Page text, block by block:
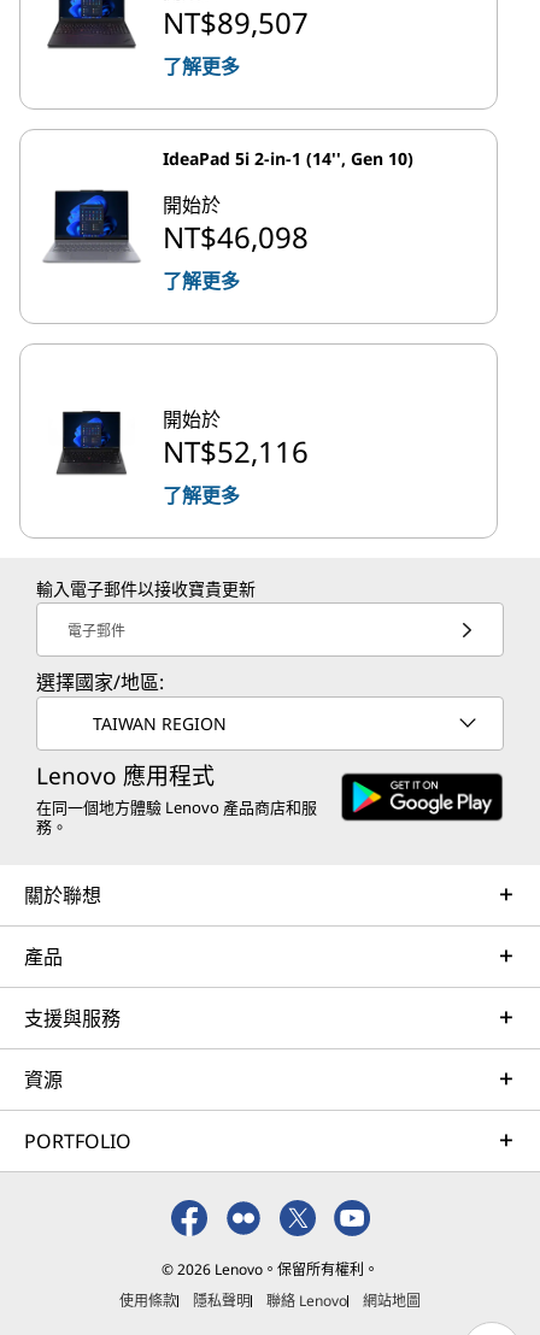
NT$89,507
了解更多
IdeaPad 5i 2-in-1 (14'', Gen 10)
開始於
NT$46,098
了解更多
開始於
NT$52,116
了解更多
輸入電子郵件以接收寶貴更新
電子郵件
選擇國家/地區:
TAIWAN REGION
Lenovo 應用程式
在同一個地方體驗 Lenovo 產品商店和服
務。
關於聯想
產品
支援與服務
資源
PORTFOLIO
© 2026 Lenovo。保留所有權利。
使用條款
隱私聲明 聯絡 Lenovo 網站地圖